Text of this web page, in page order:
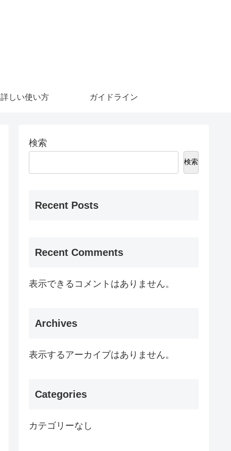
詳しい使い方 ガイドライン
検索
検索
Recent Posts
Recent Comments
表示できるコメントはありません。
Archives
表示するアーカイブはありません。
Categories
カテゴリーなし